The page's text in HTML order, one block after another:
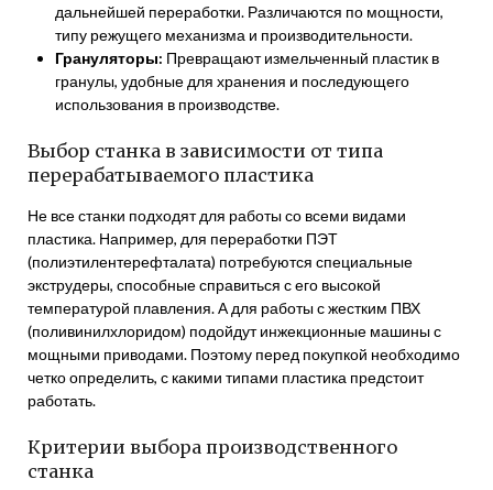
дальнейшей переработки. Различаются по мощности,
типу режущего механизма и производительности.
Грануляторы: Превращают измельченный пластик в
гранулы, удобные для хранения и последующего
использования в производстве.
Выбор станка в зависимости от типа
перерабатываемого пластика
Не все станки подходят для работы со всеми видами
пластика. Например, для переработки ПЭТ
(полиэтилентерефталата) потребуются специальные
экструдеры, способные справиться с его высокой
температурой плавления. А для работы с жестким ПВХ
(поливинилхлоридом) подойдут инжекционные машины с
мощными приводами. Поэтому перед покупкой необходимо
четко определить, с какими типами пластика предстоит
работать.
Критерии выбора производственного
станка